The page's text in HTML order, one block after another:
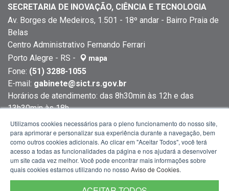
SECRETARIA DE INOVAÇÃO, CIÊNCIA E TECNOLOGIA
Av. Borges de Medeiros, 1.501 - 18º andar - Bairro Praia de
Belas
Centro Administrativo Fernando Ferrari
Porto Alegre - RS -
mapa
Fone: (51) 3288-1055
E-mail: gabinete@sict.rs.gov.br
Horários de atendimento: das 8h30min às 12h e das
13h30min às 18h
Utilizamos cookies necessários para o pleno funcionamento do nosso site,
para aprimorar e personalizar sua experiência durante a navegação, bem
como outros cookies adicionais. Ao clicar em "Aceitar Todos", você terá
acesso a todas as funcionalidades da página e nos ajudará a desenvolver
um site cada vez melhor. Você pode encontrar mais informações sobre
quais cookies estamos utilizando no nosso Aviso de Cookies.